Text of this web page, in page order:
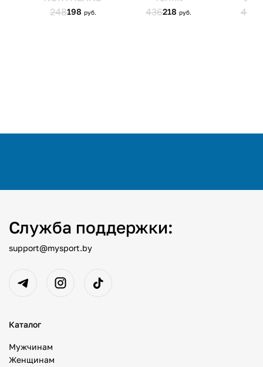
Служба поддержки:
support@mysport.by
Каталог
Мужчинам
Женщинам